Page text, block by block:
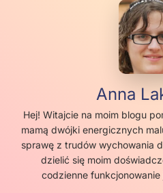
Anna
Hej! Witajcie na moim blogu
mamą dwójki energicznych
sprawę z trudów wychowania
dzielić się moim
codzienne